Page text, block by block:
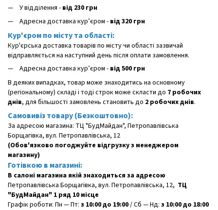
У відділення - від 230 грн
Адресна доставка кур’єром - від 320 грн
Кур'єром по місту та області:
Кур'єрська доставка товарів по місту чи області зазвичай
відправляється на наступний день після оплати замовлення.
Адресна доставка кур’єром - від 500 грн
В деяких випадках, товар може знаходитись на основному
(регіональному) складі і тоді строк може скласти до 7 робочих
днів, для більшості замовлень становить до 2 робочих днів.
Самовивіз товару (Безкоштовно):
За адресою магазина: ТЦ "БудМайдан", Петропавлівська
Борщагівка, вул. Петропавлівська, 12
(Обов'язково погоджуйте відгрузку з менеджером
магазину)
Готівкою в магазині:
В салоні магазина якій знаходиться за адресою
Петропавлівська Борщагівка, вул. Петропавлівська, 12, ТЦ
"БудМайдан" 1 ряд 10 місце
Графік роботи: Пн — Пт: з 10:00 до 19:00/ Сб — Нд: з 10:00 до 18:00